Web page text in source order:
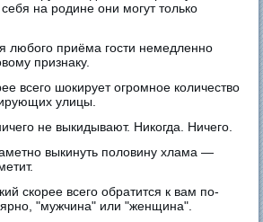
на родине они могут только
любого приёма гости немедленно
признаку.
всего шокирует огромное количество
улицы.
не выкидывают. Никогда. Ничего.
выкинуть половину хлама —
скорее всего обратится к вам по-
"мужчина" или "женщина".